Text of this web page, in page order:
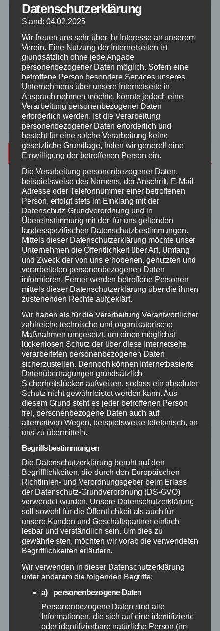
Sponsoren und Unterstützer des AMC Waltrop
Suchen
Suchen
letzten neuen Beiträge
OKC Saisonauftakt in Harsewinkel
Saisonfinale dahoam: AMC Waltrop glänzt beim
Jugend-Turnier-Abschluss 2026
Jahreshauptversammlung und Vereinsmeister
2025
Unsere K1 Fahrer in Attendorn bei der
Westfalenmeisterschaft
Drei Nachwuchspiloten auf großer Fahrt –
unsere Klasse-1-Helden erobern Westfalen!
Es sind keine Kommentare vorhanden.
Archiv
April 2026
März 2026
Januar 2026
September 2025
August 2025
Datenschutzerklärung
Stand: 04.02.2025
Wir freuen uns sehr über Ihr Interesse an unserem
Verein. Eine Nutzung der Internetseiten ist
grundsätzlich ohne jede Angabe
personenbezogener Daten möglich. Sofern eine
betroffene Person besondere Services unseres
Unternehmens über unsere Internetseite in
Anspruch nehmen möchte, könnte jedoch eine
Verarbeitung personenbezogener Daten
erforderlich werden. Ist die Verarbeitung
personenbezogener Daten erforderlich und
besteht für eine solche Verarbeitung keine
gesetzliche Grundlage, holen wir generell eine
Einwilligung der betroffenen Person ein.
Die Verarbeitung personenbezogener Daten,
beispielsweise des Namens, der Anschrift, E-Mail-
Adresse oder Telefonnummer einer betroffenen
Person, erfolgt stets im Einklang mit der
Datenschutz-Grundverordnung und in
Übereinstimmung mit den für uns geltenden
landesspezifischen Datenschutzbestimmungen.
Mittels dieser Datenschutzerklärung möchte unser
Unternehmen die Öffentlichkeit über Art, Umfang
und Zweck der von uns erhobenen, genutzten und
verarbeiteten personenbezogenen Daten
informieren. Ferner werden betroffene Personen
mittels dieser Datenschutzerklärung über die ihnen
zustehenden Rechte aufgeklärt.
Wir haben als für die Verarbeitung Verantwortlicher
zahlreiche technische und organisatorische
Maßnahmen umgesetzt, um einen möglichst
lückenlosen Schutz der über diese Internetseite
verarbeiteten personenbezogenen Daten
sicherzustellen. Dennoch können Internetbasierte
Datenübertragungen grundsätzlich
Sicherheitslücken aufweisen, sodass ein absoluter
Schutz nicht gewährleistet werden kann. Aus
diesem Grund steht es jeder betroffenen Person
frei, personenbezogene Daten auch auf
alternativen Wegen, beispielsweise telefonisch, an
uns zu übermitteln.
Begriffsbestimmungen
Die Datenschutzerklärung beruht auf den
Begrifflichkeiten, die durch den Europäischen
Richtlinien- und Verordnungsgeber beim Erlass
der Datenschutz-Grundverordnung (DS-GVO)
verwendet wurden. Unsere Datenschutzerklärung
soll sowohl für die Öffentlichkeit als auch für
unsere Kunden und Geschäftspartner einfach
lesbar und verständlich sein. Um dies zu
gewährleisten, möchten wir vorab die verwendeten
Begrifflichkeiten erläutern.
Wir verwenden in dieser Datenschutzerklärung
unter anderem die folgenden Begriffe:
a) personenbezogene Daten
Personenbezogene Daten sind alle
Informationen, die sich auf eine identifizierte
oder identifizierbare natürliche Person (im